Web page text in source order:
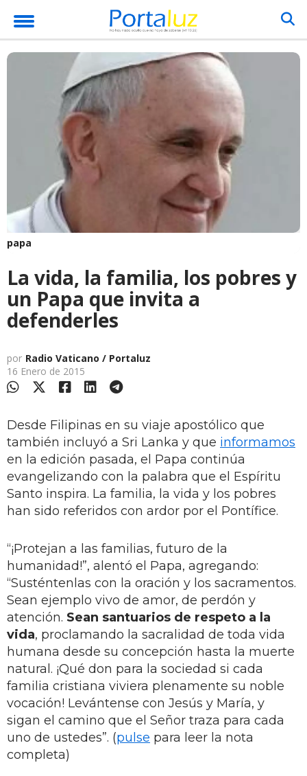
papa
La vida, la familia, los pobres y
un Papa que invita a
defenderles
por Radio Vaticano / Portaluz
16 Enero de 2015
Desde Filipinas en su viaje apostólico que
también incluyó a Sri Lanka y que informamos
en la edición pasada, el Papa continúa
evangelizando con la palabra que el Espíritu
Santo inspira. La familia, la vida y los pobres
han sido referidos con ardor por el Pontífice.
“¡Protejan a las familias, futuro de la
humanidad!”, alentó el Papa, agregando:
“Susténtenlas con la oración y los sacramentos.
Sean ejemplo vivo de amor, de perdón y
atención. Sean santuarios de respeto a la
vida, proclamando la sacralidad de toda vida
humana desde su concepción hasta la muerte
natural. ¡Qué don para la sociedad si cada
familia cristiana viviera plenamente su noble
vocación! Levántense con Jesús y María, y
sigan el camino que el Señor traza para cada
uno de ustedes”. (pulse para leer la nota
completa)